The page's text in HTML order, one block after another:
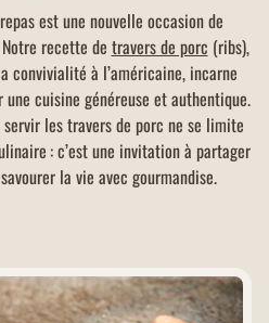
est une nouvelle occasion de
recette de travers de porc (ribs),
convivialité à l’américaine, incarne
une cuisine généreuse et authentique.
les travers de porc ne se limite
: c’est une invitation à partager
la vie avec gourmandise.